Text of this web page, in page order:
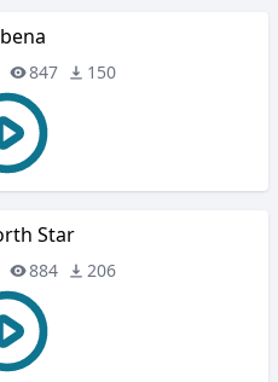
847 150
Star
884 206